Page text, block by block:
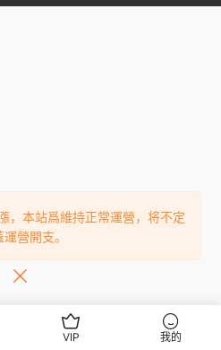
VIP 我的
，本站爲維持正常運營，将不定
營開支。